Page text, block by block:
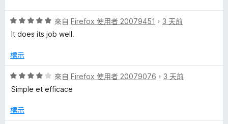
分
，
分
分
評
價
分
滿
分
分
來自 Firefox 使用者 20079451 ， 3 天前
It does its job well.
標示
評
價
分
來自 Firefox 使用者 20079076 ， 3 天前
Simple et efficace
標示